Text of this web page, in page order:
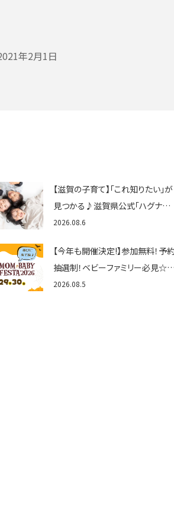
年2月1日
【滋賀の子育て】「これ知りたい」が
見つかる♪滋賀県公式「ハグナビ
しが」使ってる？おでかけ・制度・子
2026.08.6
【今年も開催決定!】参加無料！予
抽選制！ベビーファミリー必見☆入
場無料☆10/29(木)30(金)ママベ
2026.08.5